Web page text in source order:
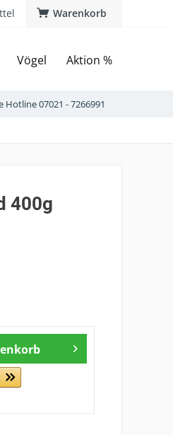
Warenkorb
Vögel Aktion %
Hotline 07021 - 7266991
400g